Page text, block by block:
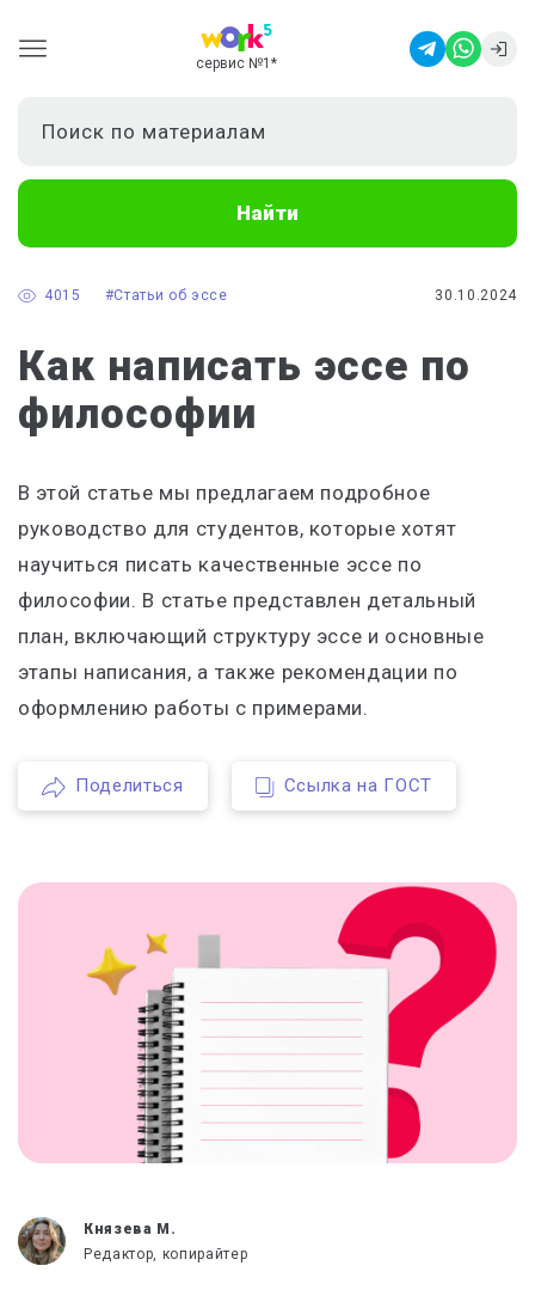
сервис №1 *
Найти
30.10.2024
#Статьи об эссе
4015
Как написать эссе по
философии
В этой статье мы предлагаем подробное
руководство для студентов, которые хотят
научиться писать качественные эссе по
философии. В статье представлен детальный
план, включающий структуру эссе и основные
этапы написания, а также рекомендации по
оформлению работы с примерами.
Поделиться Ссылка на ГОСТ
Князева М.
Редактор, копирайтер